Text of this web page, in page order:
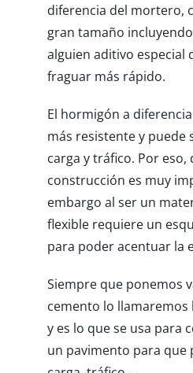
diferencia del mortero,
gran tamaño
alguien aditivo especial
fraguar más rápido.
El hormigón a
más resistente y puede
carga y tráfico. Por eso,
construcción es muy
embargo al ser un
flexible requiere un
para poder acentuar la
Siempre que ponemos
cemento lo
y es lo que se usa para
un pavimento para que